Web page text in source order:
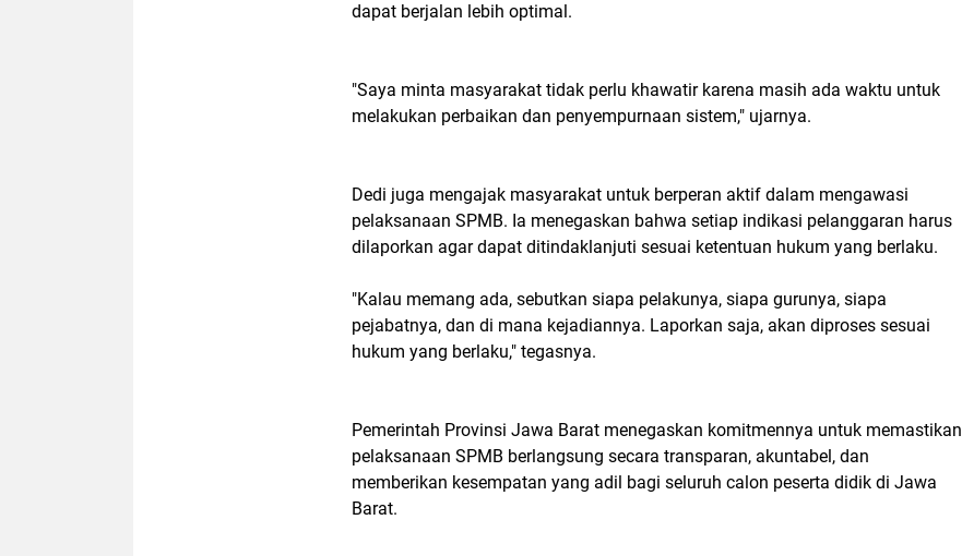
dapat berjalan lebih optimal.
"Saya minta masyarakat tidak perlu khawatir karena masih ada waktu untuk
melakukan perbaikan dan penyempurnaan sistem," ujarnya.
Dedi juga mengajak masyarakat untuk berperan aktif dalam mengawasi
pelaksanaan SPMB. Ia menegaskan bahwa setiap indikasi pelanggaran harus
dilaporkan agar dapat ditindaklanjuti sesuai ketentuan hukum yang berlaku.
"Kalau memang ada, sebutkan siapa pelakunya, siapa gurunya, siapa
pejabatnya, dan di mana kejadiannya. Laporkan saja, akan diproses sesuai
hukum yang berlaku," tegasnya.
Pemerintah Provinsi Jawa Barat menegaskan komitmennya untuk memastikan
pelaksanaan SPMB berlangsung secara transparan, akuntabel, dan
memberikan kesempatan yang adil bagi seluruh calon peserta didik di Jawa
Barat.